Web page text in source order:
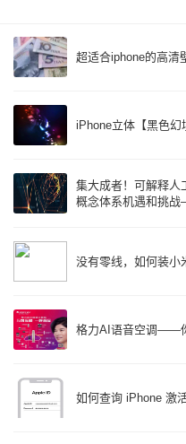
超适合iphone的高清
iPhone立体【黑色幻
集大成者！可解释人
概念体系机遇和挑
没有零线，如何装小
格力AI语音空调——
如何查询 iPhone 激